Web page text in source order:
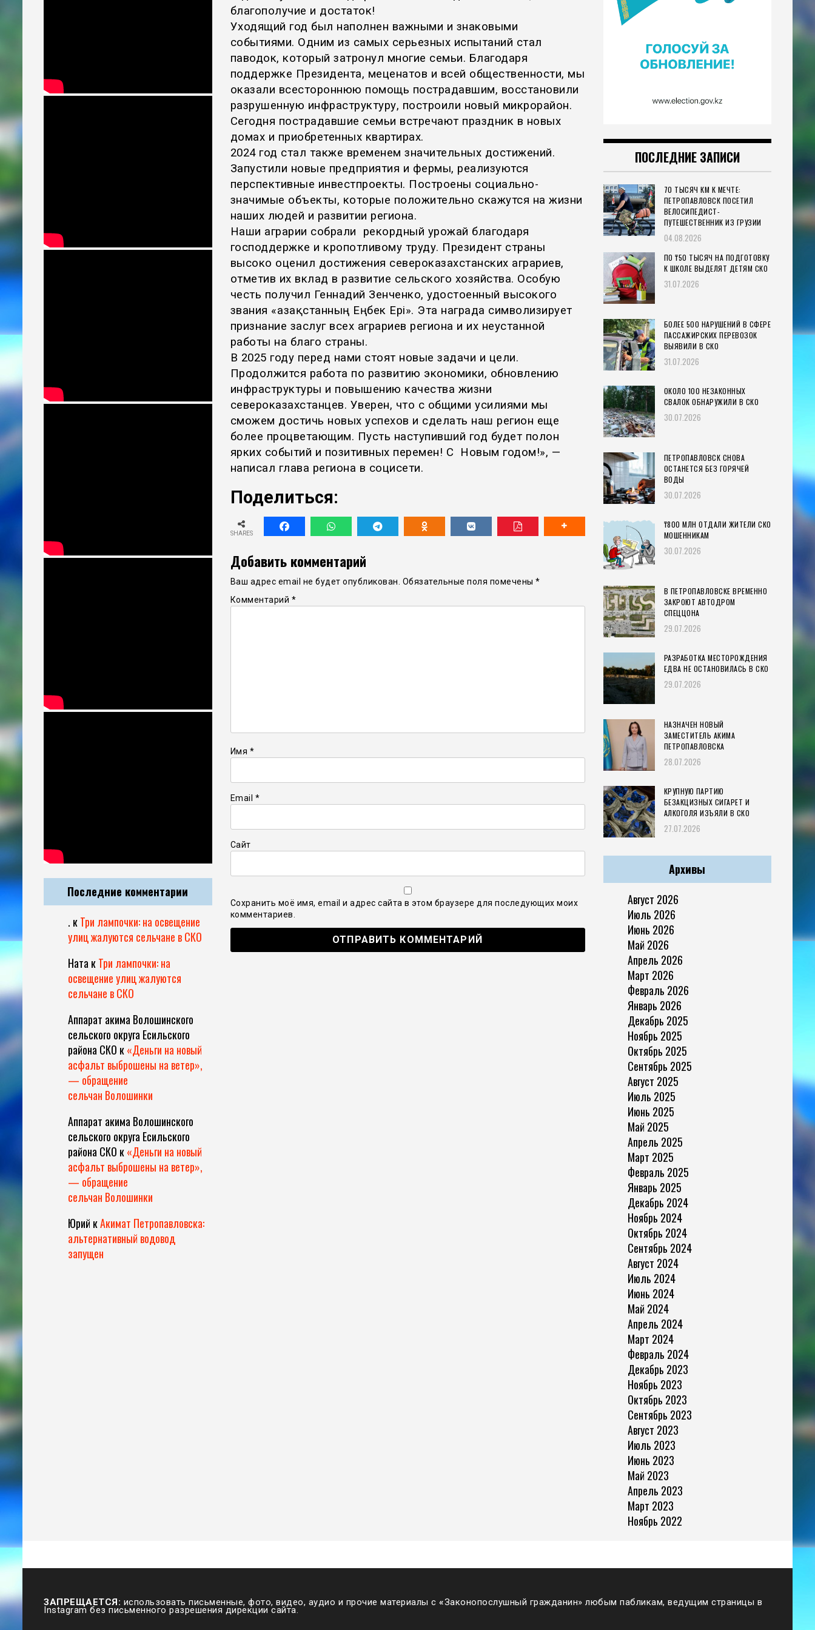
благополучие и достаток!
Уходящий год был наполнен важными и знаковыми
событиями. Одним из самых серьезных испытаний стал
паводок, который затронул многие семьи. Благодаря
поддержке Президента, меценатов и всей общественности, мы
оказали всестороннюю помощь пострадавшим, восстановили
разрушенную инфраструктуру, построили новый микрорайон.
Сегодня пострадавшие семьи встречают праздник в новых
домах и приобретенных квартирах.
2024 год стал также временем значительных достижений.
Запустили новые предприятия и фермы, реализуются
перспективные инвестпроекты. Построены социально-
значимые объекты, которые положительно скажутся на жизни
наших людей и развитии региона.
Наши аграрии собрали рекордный урожай благодаря
господдержке и кропотливому труду. Президент страны
высоко оценил достижения североказахстанских аграриев,
отметив их вклад в развитие сельского хозяйства. Особую
честь получил Геннадий Зенченко, удостоенный высокого
звания «Қазақстанның Еңбек Ері». Эта награда символизирует
признание заслуг всех аграриев региона и их неустанной
работы на благо страны.
В 2025 году перед нами стоят новые задачи и цели.
Продолжится работа по развитию экономики, обновлению
инфраструктуры и повышению качества жизни
североказахстанцев. Уверен, что с общими усилиями мы
сможем достичь новых успехов и сделать наш регион еще
более процветающим. Пусть наступивший год будет полон
ярких событий и позитивных перемен! С Новым годом!», —
написал глава региона в социсети.
Поделиться:
SHARES
Добавить комментарий
Ваш адрес email не будет опубликован. Обязательные поля помечены *
Комментарий *
Имя *
Email *
Сайт
Сохранить моё имя, email и адрес сайта в этом браузере для последующих моих
комментариев.
Последние комментарии
. кТри лампочки: на освещение
улиц жалуются сельчане в СКО
Ната кТри лампочки: на
освещение улиц жалуются
сельчане в СКО
Аппарат акима Волошинского
сельского округа Есильского
района СКО к«Деньги на новый
асфальт выброшены на ветер»,
— обращение
сельчан Волошинки
Аппарат акима Волошинского
сельского округа Есильского
района СКО к«Деньги на новый
асфальт выброшены на ветер»,
— обращение
сельчан Волошинки
Юрий кАкимат Петропавловска:
альтернативный водовод
запущен
ПОСЛЕДНИЕ ЗАПИСИ
70 ТЫСЯЧ КМ К МЕЧТЕ:
ПЕТРОПАВЛОВСК ПОСЕТИЛ
ВЕЛОСИПЕДИСТ-
ПУТЕШЕСТВЕННИК ИЗ ГРУЗИИ
04.08.2026
ПО ₸50 ТЫСЯЧ НА ПОДГОТОВКУ
К ШКОЛЕ ВЫДЕЛЯТ ДЕТЯМ СКО
31.07.2026
БОЛЕЕ 500 НАРУШЕНИЙ В СФЕРЕ
ПАССАЖИРСКИХ ПЕРЕВОЗОК
ВЫЯВИЛИ В СКО
31.07.2026
ОКОЛО 100 НЕЗАКОННЫХ
СВАЛОК ОБНАРУЖИЛИ В СКО
30.07.2026
ПЕТРОПАВЛОВСК СНОВА
ОСТАНЕТСЯ БЕЗ ГОРЯЧЕЙ
ВОДЫ
30.07.2026
₸800 МЛН ОТДАЛИ ЖИТЕЛИ СКО
МОШЕННИКАМ
30.07.2026
В ПЕТРОПАВЛОВСКЕ ВРЕМЕННО
ЗАКРОЮТ АВТОДРОМ
СПЕЦЦОНА
29.07.2026
РАЗРАБОТКА МЕСТОРОЖДЕНИЯ
ЕДВА НЕ ОСТАНОВИЛАСЬ В СКО
29.07.2026
НАЗНАЧЕН НОВЫЙ
ЗАМЕСТИТЕЛЬ АКИМА
ПЕТРОПАВЛОВСКА
28.07.2026
КРУПНУЮ ПАРТИЮ
БЕЗАКЦИЗНЫХ СИГАРЕТ И
АЛКОГОЛЯ ИЗЪЯЛИ В СКО
27.07.2026
Архивы
Август 2026
Июль 2026
Июнь 2026
Май 2026
Апрель 2026
Март 2026
Февраль 2026
Январь 2026
Декабрь 2025
Ноябрь 2025
Октябрь 2025
Сентябрь 2025
Август 2025
Июль 2025
Июнь 2025
Май 2025
Апрель 2025
Март 2025
Февраль 2025
Январь 2025
Декабрь 2024
Ноябрь 2024
Октябрь 2024
Сентябрь 2024
Август 2024
Июль 2024
Июнь 2024
Май 2024
Апрель 2024
Март 2024
Февраль 2024
Декабрь 2023
Ноябрь 2023
Октябрь 2023
Сентябрь 2023
Август 2023
Июль 2023
Июнь 2023
Май 2023
Апрель 2023
Март 2023
Ноябрь 2022
ЗАПРЕЩАЕТСЯ: использовать письменные, фото, видео, аудио и прочие материалы с «Законопослушный гражданин» любым пабликам, ведущим страницы в
Instagram без письменного разрешения дирекции сайта.